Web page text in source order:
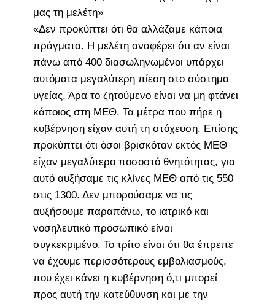
μας τη μελέτη»
«Δεν προκύπτει ότι θα αλλάζαμε κάποια
πράγματα. Η μελέτη αναφέρει ότι αν είναι
πάνω από 400 διασωληνωμένοι υπάρχει
αυτόματα μεγαλύτερη πίεση στο σύστημα
υγείας. Άρα το ζητούμενο είναι να μη φτάνει
κάποιος στη ΜΕΘ. Τα μέτρα που πήρε η
κυβέρνηση είχαν αυτή τη στόχευση. Επίσης
προκύπτει ότι όσοι βρισκόταν εκτός ΜΕΘ
είχαν μεγαλύτερο ποσοστό θνητότητας, για
αυτό αυξήσαμε τις κλίνες ΜΕΘ από τις 550
στις 1300. Δεν μπορούσαμε να τις
αυξήσουμε παραπάνω, το ιατρικό και
νοσηλευτικό προσωπικό είναι
συγκεκριμένο. Το τρίτο είναι ότι θα έπρεπε
να έχουμε περισσότερους εμβολιασμούς,
που έχει κάνει η κυβέρνηση ό,τι μπορεί
προς αυτή την κατεύθυνση και με την